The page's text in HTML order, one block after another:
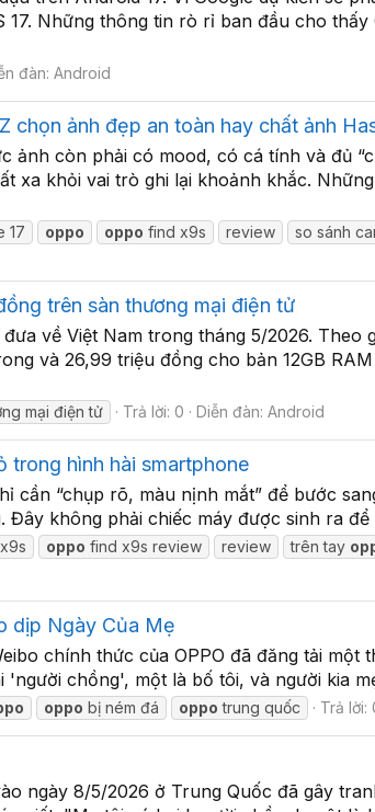
Những thông tin rò rỉ ban đầu cho
đàn:Android
chọn ảnh đẹp an toàn hay chất ảnh
ảnh còn phải có mood, có cá tính và đủ
xa khỏi vai trò ghi lại khoảnh khắc.
17 oppo oppo find x9s review so sánh
trên sàn thương mại điện tử
về Việt Nam trong tháng 5/2026. Theo
và 26,99 triệu đồng cho bản 12GB
mại điện tử Trả lời: 0 Diễn đàn:Android
trong hình hài smartphone
cần “chụp rõ, màu nịnh mắt” để bước
không phải chiếc máy được sinh ra
oppo find x9s review review trên tay
dịp Ngày Của Mẹ
chính thức của OPPO đã đăng tải một
chồng', một là bố tôi, và người kia
oppo bị ném đá oppo trung quốc Trả lời:
ngày 8/5/2026 ở Trung Quốc đã gây